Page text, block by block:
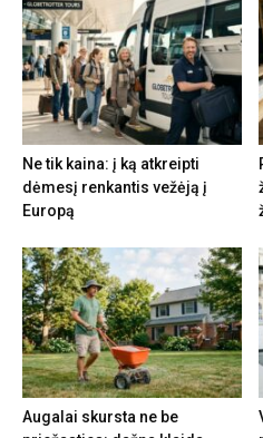
Ne tik kaina: į ką atkreipti
dėmesį renkantis vežėją į
Europą
Augalai skursta ne be